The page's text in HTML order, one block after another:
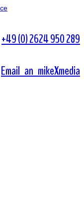
+49 (0) 2624 950 289
Email an mikeXmedia